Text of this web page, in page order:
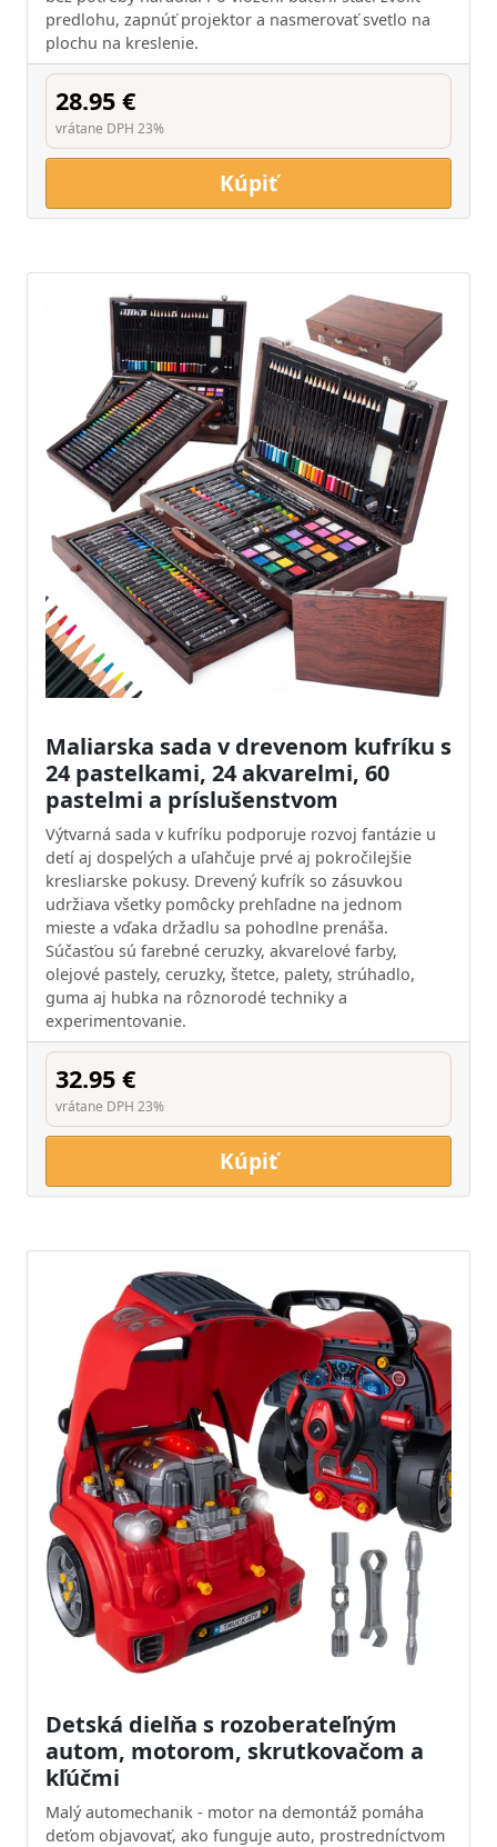
predlohu, zapnúť projektor a nasmerovať svetlo na
plochu na kreslenie.
28.95 €
vrátane DPH 23%
Kúpiť
Maliarska sada v drevenom kufríku s
24 pastelkami, 24 akvarelmi, 60
pastelmi a príslušenstvom
Výtvarná sada v kufríku podporuje rozvoj fantázie u
detí aj dospelých a uľahčuje prvé aj pokročilejšie
kresliarske pokusy. Drevený kufrík so zásuvkou
udržiava všetky pomôcky prehľadne na jednom
mieste a vďaka držadlu sa pohodlne prenáša.
Súčasťou sú farebné ceruzky, akvarelové farby,
olejové pastely, ceruzky, štetce, palety, strúhadlo,
guma aj hubka na rôznorodé techniky a
experimentovanie.
32.95 €
vrátane DPH 23%
Kúpiť
Detská dielňa s rozoberateľným
autom, motorom, skrutkovačom a
kľúčmi
Malý automechanik - motor na demontáž pomáha
deťom objavovať, ako funguje auto, prostredníctvom